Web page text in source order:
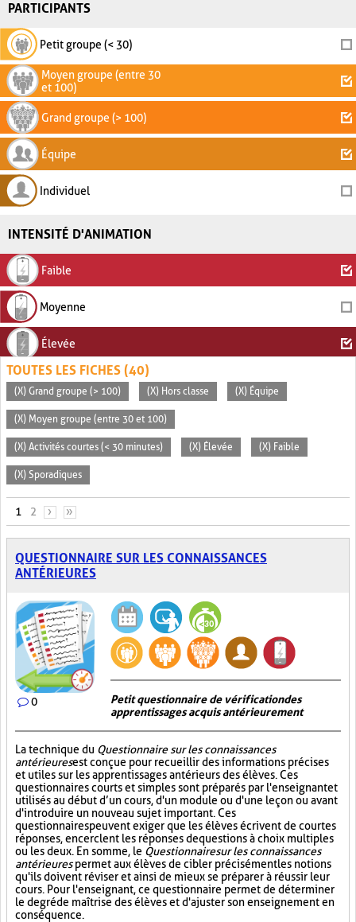
PARTICIPANTS
Petit groupe (< 30)
Moyen groupe (entre 30
et 100)
Grand groupe (> 100)
Équipe
Individuel
INTENSITÉ D'ANIMATION
Faible
Moyenne
Élevée
TOUTES LES FICHES (40)
(X) Grand groupe (> 100) (X) Hors classe (X) Équipe
(X) Moyen groupe (entre 30 et 100)
(X) Activités courtes (< 30 minutes) (X) Élevée (X) Faible
(X) Sporadiques
PAGES
1 2 › »
QUESTIONNAIRE SUR LES CONNAISSANCES
ANTÉRIEURES
0
Petit questionnaire de vérification des
apprentissages acquis antérieurement
La technique du Questionnaire sur les connaissances
antérieuresest conçue pour recueillir des informations précises
et utiles sur les apprentissages antérieurs des élèves. Ces
questionnaires courts et simples sont préparés par l'enseignant et
utilisés au début d’un cours, d'un module ou d'une leçon ou avant
d'introduire un nouveau sujet important. Ces
questionnaires peuvent exiger que les élèves écrivent de courtes
réponses, encerclent les réponses de questions à choix multiples
ou les deux. En somme, le Questionnaire sur les connaissances
antérieurespermet aux élèves de cibler précisément les notions
qu'ils doivent réviser et ainsi de mieux se préparer à réussir leur
cours. Pour l'enseignant, ce questionnaire permet de déterminer
le degré de maîtrise des élèves et d'ajuster son enseignement en
conséquence.